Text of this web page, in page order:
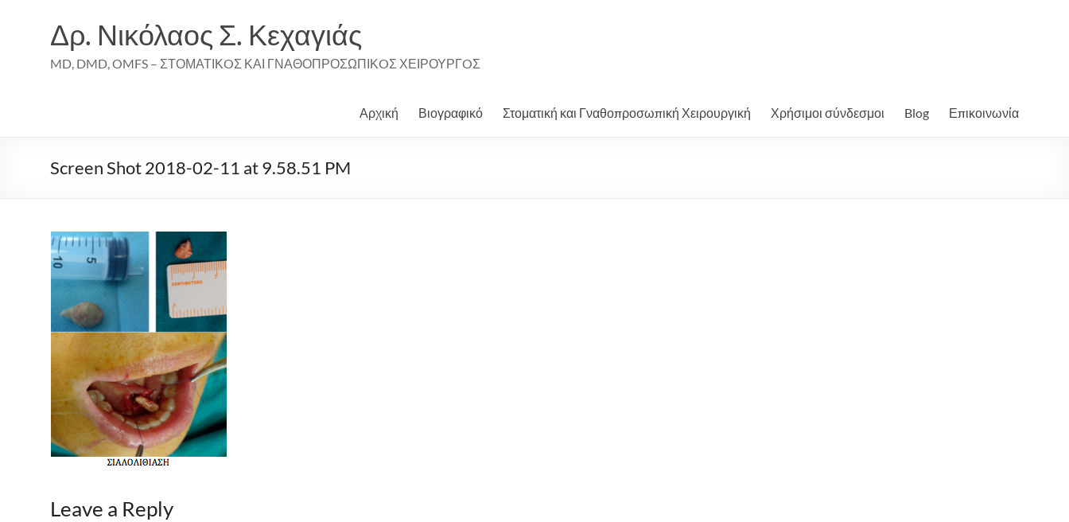
Δρ. Νικόλαος Σ. Κεχαγιάς
MD, DMD, OMFS – ΣΤΟΜΑΤΙΚOΣ ΚΑΙ ΓΝΑΘΟΠΡΟΣΩΠΙΚOΣ ΧΕΙΡΟΥΡΓOΣ
Αρχική Βιογραφικό Στοματική και Γναθοπροσωπική Χειρουργική Χρήσιμοι σύνδεσμοι Blog Επικοινωνία
Screen Shot 2018-02-11 at 9.58.51 PM
Leave a Reply